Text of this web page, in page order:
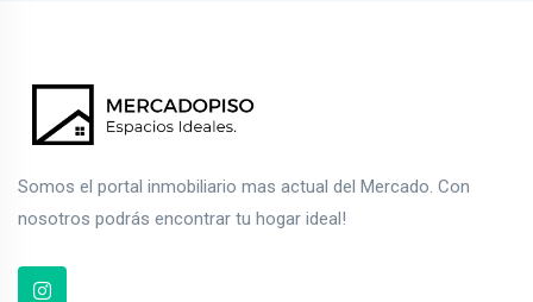
Somos el portal inmobiliario mas actual del Mercado. Con
nosotros podrás encontrar tu hogar ideal!